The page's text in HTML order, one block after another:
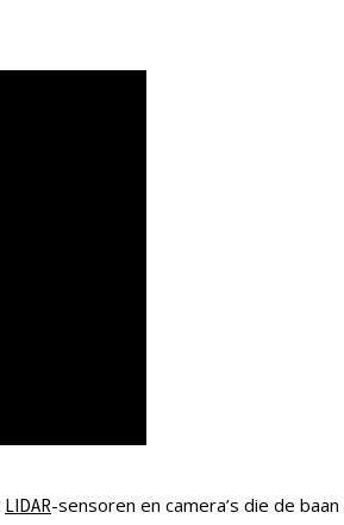
LIDAR-sensoren en camera’s die de baan